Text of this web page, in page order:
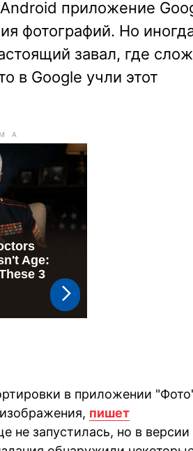
приложение
фотографий. Но
завал, где
в Google учли этот
в приложении
пишет
не запустилась, но в версии